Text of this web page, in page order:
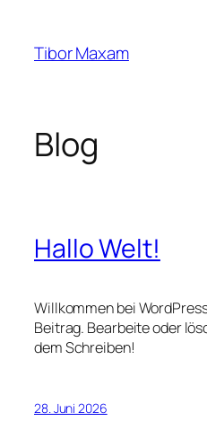
springen
Tibor Maxam
Blog
Hallo Welt!
Willkommen bei
Beitrag. Bearbeite oder
dem Schreiben!
28. Juni 2026